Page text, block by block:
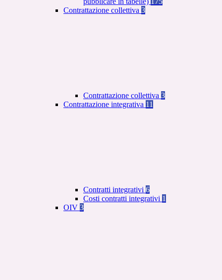
Contrattazione collettiva 3
Contrattazione collettiva 3
Contrattazione integrativa 11
Contratti integrativi 6
Costi contratti integrativi 1
OIV 3